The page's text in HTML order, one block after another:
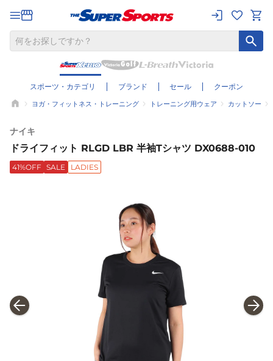
スポーツ・カテゴリ ブランド セール クーポン
ヨガ・フィットネス・トレーニング トレーニング用ウェア カットソー
ナイキ
ドライフィット RLGD LBR 半袖Tシャツ DX0688-010
41%OFF SALE LADIES